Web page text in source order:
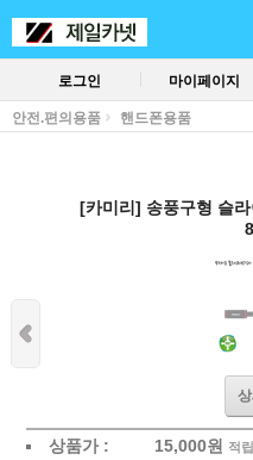
로그인 마이페이지
안전.편의용품 핸드폰용품
[카미리] 송풍구형 슬
상
상품가 : 15,000원 적